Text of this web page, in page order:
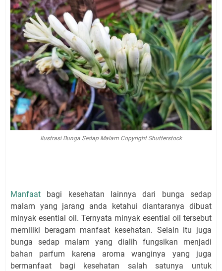
Ilustrasi Bunga Sedap Malam Copyright Shutterstock
Manfaat bagi kesehatan lainnya dari bunga sedap
malam yang jarang anda ketahui diantaranya dibuat
minyak esential oil. Ternyata minyak esential oil tersebut
memiliki beragam manfaat kesehatan. Selain itu juga
bunga sedap malam yang dialih fungsikan menjadi
bahan parfum karena aroma wanginya yang juga
bermanfaat bagi kesehatan salah satunya untuk